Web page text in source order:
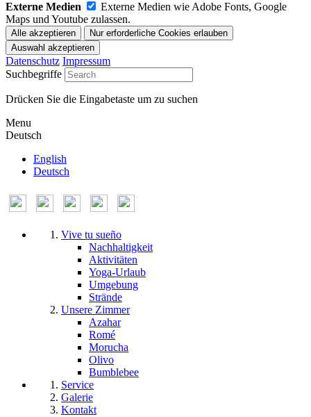
Externe Medien
Externe Medien wie Adobe Fonts, Google
Maps und Youtube zulassen.
Datenschutz Impressum
Suchbegriffe
Drücken Sie die Eingabetaste um zu suchen
Menu
Deutsch
English
Deutsch
Vive tu sueño
Nachhaltigkeit
Aktivitäten
Yoga-Urlaub
Umgebung
Strände
Unsere Zimmer
Azahar
Romé
Morucha
Olivo
Bumblebee
Service
Galerie
Kontakt